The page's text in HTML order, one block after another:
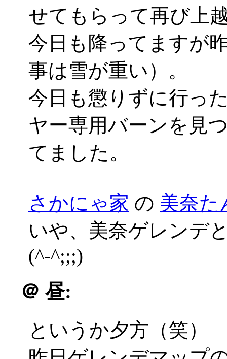
せてもらって再び上
今日も降ってますが
事は雪が重い）。
今日も懲りずに行っ
ヤー専用バーンを見
てました。
さかにゃ家 の 美奈た
いや、美奈ゲレンデ
(^-^;;;)
＠ 昼:
というか夕方（笑）